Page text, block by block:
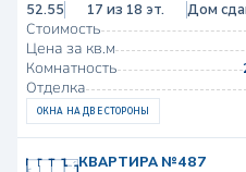
52.55
17 из 18 эт. Дом
Стоимость
Цена за кв.м
Комнатность
Отделка
ОКНА НА ДВЕ СТОРОНЫ
КВАРТИРА №487